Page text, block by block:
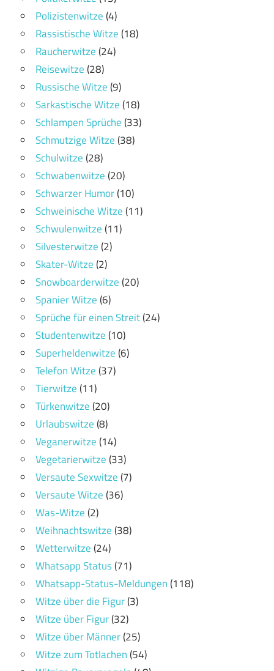
Polizistenwitze(4)
Rassistische Witze(18)
Raucherwitze(24)
Reisewitze(28)
Russische Witze(9)
Sarkastische Witze(18)
Schlampen Sprüche(33)
Schmutzige Witze(38)
Schulwitze(28)
Schwabenwitze(20)
Schwarzer Humor(10)
Schweinische Witze(11)
Schwulenwitze(11)
Silvesterwitze(2)
Skater-Witze(2)
Snowboarderwitze(20)
Spanier Witze(6)
Sprüche für einen Streit(24)
Studentenwitze(10)
Superheldenwitze(6)
Telefon Witze(37)
Tierwitze(11)
Türkenwitze(20)
Urlaubswitze(8)
Veganerwitze(14)
Vegetarierwitze(33)
Versaute Sexwitze(7)
Versaute Witze(36)
Was-Witze(2)
Weihnachtswitze(38)
Wetterwitze(24)
Whatsapp Status(71)
Whatsapp-Status-Meldungen(118)
Witze über die Figur(3)
Witze über Figur(32)
Witze über Männer(25)
Witze zum Totlachen(54)